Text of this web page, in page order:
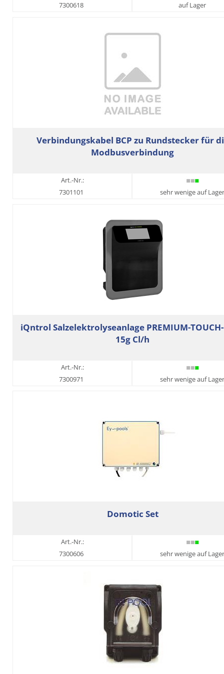
7300618
auf Lager
Verbindungskabel BCP zu Rundstecker für
Modbusverbindung
Art.-Nr.:
7301101
sehr wenige auf Lager
iQntrol Salzelektrolyseanlage PREMIUM-
15g Cl/h
Art.-Nr.:
7300971
sehr wenige auf Lager
Domotic Set
Art.-Nr.:
7300606
sehr wenige auf Lager